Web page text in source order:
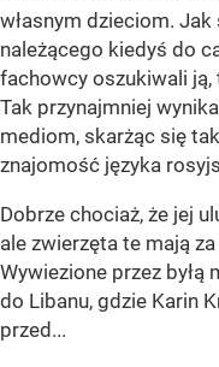
własnym dzieciom. Jak
należącego kiedyś do
fachowcy oszukiwali
Tak przynajmniej
mediom, skarżąc się
znajomość języka
Dobrze chociaż, że jej
ale zwierzęta te mają
Wywiezione przez
do Libanu, gdzie Karin
przed...